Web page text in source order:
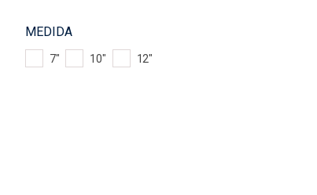
MEDIDA
7" 10" 12"